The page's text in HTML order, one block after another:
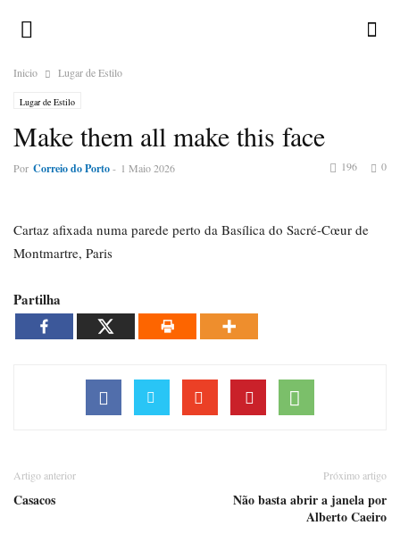
Inicio Lugar de Estilo
Lugar de Estilo
Make them all make this face
Por Correio do Porto- 1 Maio 2026 0
196
Cartaz afixada numa parede perto da Basílica do Sacré-Cœur de
Montmartre, Paris
Partilha
Artigo anterior
Casacos
Próximo artigo
Não basta abrir a janela por
Alberto Caeiro